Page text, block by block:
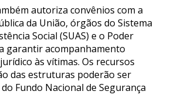
autoriza convênios com a
da União, órgãos do Sistema
Social (SUAS) e o Poder
garantir acompanhamento
às vítimas. Os recursos
das estruturas poderão ser
Fundo Nacional de Segurança